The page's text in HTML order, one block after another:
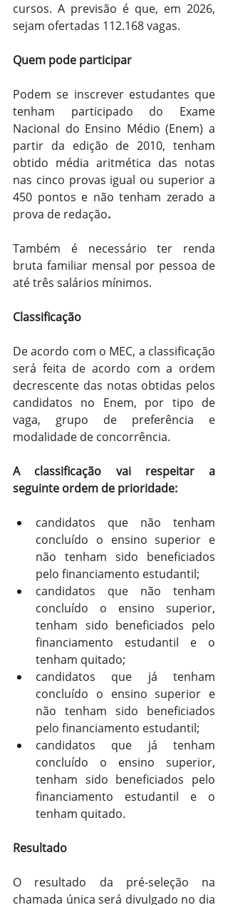
cursos. A previsão é que, em 2026,
sejam ofertadas 112.168 vagas.
Quem pode participar
Podem se inscrever estudantes que
tenham participado do Exame
Nacional do Ensino Médio (Enem) a
partir da edição de 2010, tenham
obtido média aritmética das notas
nas cinco provas igual ou superior a
450 pontos e não tenham zerado a
prova de redação.
Também é necessário ter renda
bruta familiar mensal por pessoa de
até três salários mínimos.
Classificação
De acordo com o MEC, a classificação
será feita de acordo com a ordem
decrescente das notas obtidas pelos
candidatos no Enem, por tipo de
vaga, grupo de preferência e
modalidade de concorrência.
A classificação vai respeitar a
seguinte ordem de prioridade:
candidatos que não tenham
concluído o ensino superior e
não tenham sido beneficiados
pelo financiamento estudantil;
candidatos que não tenham
concluído o ensino superior,
tenham sido beneficiados pelo
financiamento estudantil e o
tenham quitado;
candidatos que já tenham
concluído o ensino superior e
não tenham sido beneficiados
pelo financiamento estudantil;
candidatos que já tenham
concluído o ensino superior,
tenham sido beneficiados pelo
financiamento estudantil e o
tenham quitado.
Resultado
O resultado da pré-seleção na
chamada única será divulgado no dia